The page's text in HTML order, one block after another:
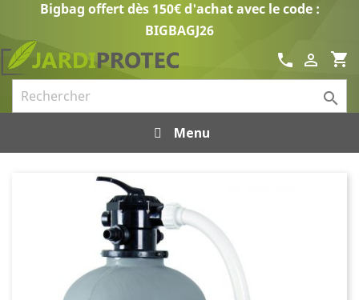
Bigbag offert dès 150€ d'achat avec le code :
BIGBAGJ26
shopping_cart

call

Menu